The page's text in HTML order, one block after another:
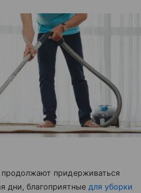
придерживаться
дни, благоприятные для уборки